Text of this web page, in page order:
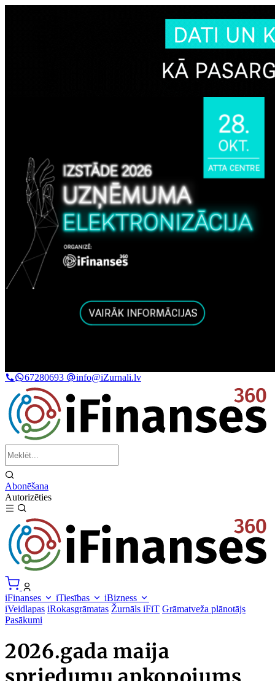
67280693 info@iZurnali.lv
Abonēšana
Autorizēties
iFinanses iTiesības
iBizness
iVeidlapas iRokasgrāmatas Žurnāls iFiT Grāmatveža plānotājs
Pasākumi
2026.gada maija